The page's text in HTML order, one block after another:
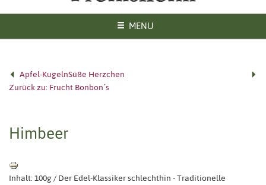
MENU
Apfel-KugelnSüße Herzchen
Zurück zu: Frucht Bonbon´s
Himbeer
Inhalt: 100g / Der Edel-Klassiker schlechthin - Traditionelle